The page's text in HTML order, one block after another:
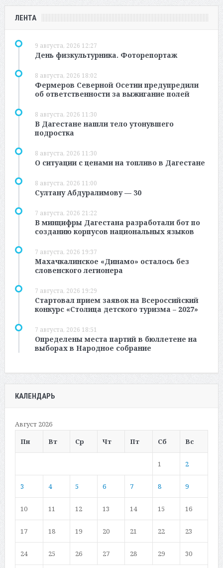
ЛЕНТА
9 августа, 2026 12:27
День физкультурника. Фоторепортаж
8 августа, 2026 18:02
Фермеров Северной Осетии предупредили
об ответственности за выжигание полей
8 августа, 2026 11:30
В Дагестане нашли тело утонувшего
подростка
8 августа, 2026 11:30
О ситуации с ценами на топливо в Дагестане
8 августа, 2026 11:00
Султану Абдуралимову — 30
7 августа, 2026 21:22
В минцифры Дагестана разработали бот по
созданию корпусов национальных языков
7 августа, 2026 19:37
Махачкалинское «Динамо» осталось без
словенского легионера
7 августа, 2026 19:29
Стартовал прием заявок на Всероссийский
конкурс «Столица детского туризма – 2027»
7 августа, 2026 18:51
Определены места партий в бюллетене на
выборах в Народное собрание
КАЛЕНДАРЬ
Август 2026
Пн
Вт Ср Чт Пт Сб Вс
1 2
3 4 5 6 7 8 9
10 11 12 13 14 15 16
17 18 19 20 21 22 23
24 25 26 27 28 29 30